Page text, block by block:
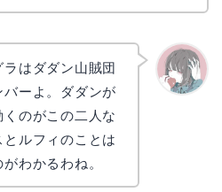
はダダン山賊団
ーよ。ダダンが
のがこの二人な
ルフィのことは
わかるわね。